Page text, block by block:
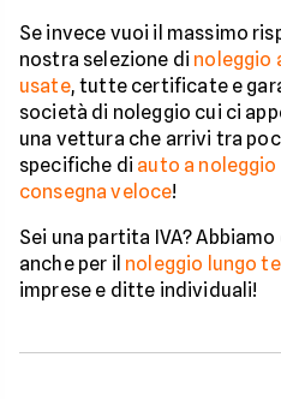
Se invece vuoi il massimo
nostra selezione di noleggio
usate, tutte certificate e
società di noleggio cui ci
una vettura che arrivi tra
specifiche di auto a
consegna veloce!
Sei una partita IVA?
anche per il noleggio lungo
imprese e ditte individuali!